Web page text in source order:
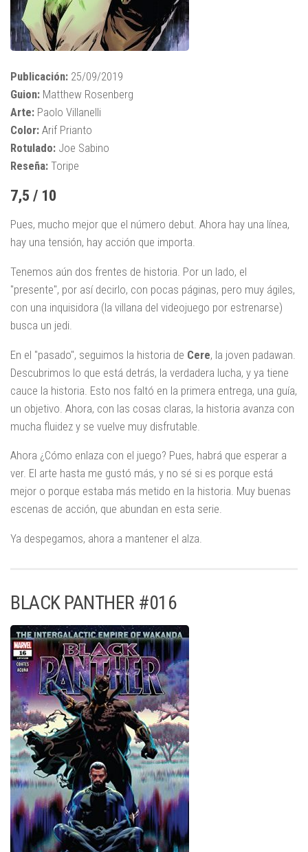
Publicación: 25/09/2019
Guion: Matthew Rosenberg
Arte: Paolo Villanelli
Color: Arif Prianto
Rotulado: Joe Sabino
Reseña: Toripe
7,5 / 10
Pues, mucho mejor que el número debut. Ahora hay una línea,
hay una tensión, hay acción que importa.
Tenemos aún dos frentes de historia. Por un lado, el
"presente", por así decirlo, con pocas páginas, pero muy ágiles,
con una inquisidora (la villana del videojuego por estrenarse)
busca un jedi.
En el "pasado", seguimos la historia de Cere, la joven padawan.
Descubrimos lo que está detrás, la verdadera lucha, y ya tiene
cauce la historia. Esto nos faltó en la primera entrega, una guía,
un objetivo. Ahora, con las cosas claras, la historia avanza con
mucha fluidez y se vuelve muy disfrutable.
Ahora ¿Cómo enlaza con el juego? Pues, habrá que esperar a
ver. El arte hasta me gustó más, y no sé si es porque está
mejor o porque estaba más metido en la historia. Muy buenas
escenas de acción, que abundan en esta serie.
Ya despegamos, ahora a mantener el alza.
BLACK PANTHER #016